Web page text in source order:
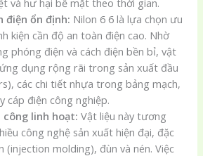
điện ổn định: Nilon 6 6 là lựa chọn ưu
kiện cần độ an toàn điện cao. Nhờ
phóng điện và cách điện bền bỉ, vật
dụng rộng rãi trong sản xuất đầu
các chi tiết nhựa trong bảng mạch,
cáp điện công nghiệp.
linh hoạt: Vật liệu này tương
công nghệ sản xuất hiện đại, đặc
(injection molding), đùn và nén. Việc